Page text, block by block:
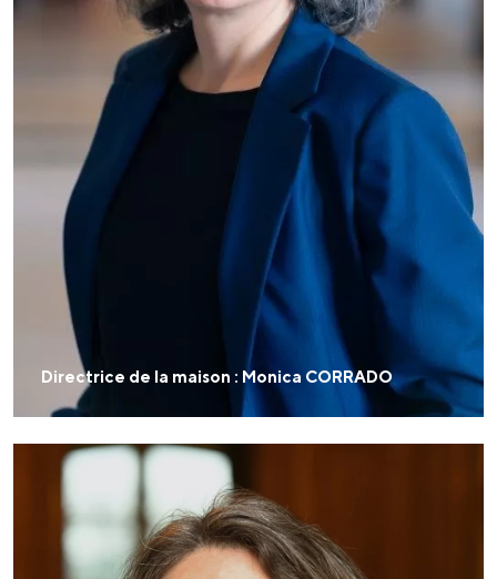
Directrice de la maison : Monica CORRADO